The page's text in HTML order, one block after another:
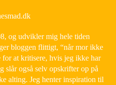
og udvikler mig hele tiden
bloggen flittigt, “når mor ikke
at kritisere, hvis jeg ikke har
slår også selv opskrifter op på
alting. Jeg henter inspiration til